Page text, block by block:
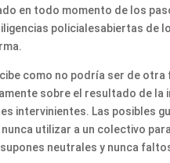
en todo momento de los
policialesabiertas de
como no podría ser de
sobre el resultado de
intervinientes. Las posibles
utilizar a un colectivo
neutrales y nunca